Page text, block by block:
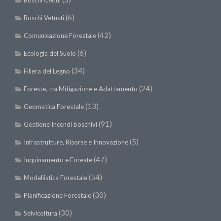
SISEF Notebook (Rassegna Stampa)
SISEF Eventi
SISEF@Facebook
@SISEF Tweets
@ForestTweeting
SISEF Publishing
Redazione SISEF.ORG
Boschi Vetusti(6)
Comunicazione Forestale(42)
Ecologia del Suolo (6)
Filiera del Legno (34)
Foreste, tra Mitigazione e Adattamento (24)
Geomatica Forestale(13)
Gestione Incendi boschivi(91)
Infrastrutture, Risorse e Innovazione(5)
Inquinamento e Foreste(47)
Modellistica Forestale(54)
Pianificazione Forestale(30)
Selvicoltura (30)